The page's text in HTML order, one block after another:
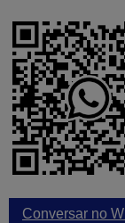
Conversar no